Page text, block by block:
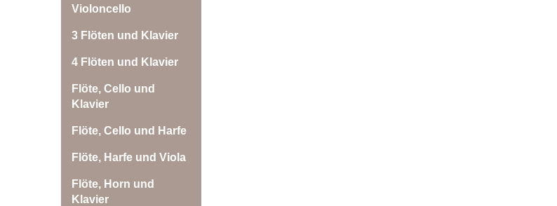
Violoncello
3 Flöten und Klavier
4 Flöten und Klavier
Flöte, Cello und
Klavier
Flöte, Cello und Harfe
Flöte, Harfe und Viola
Flöte, Horn und
Klavier